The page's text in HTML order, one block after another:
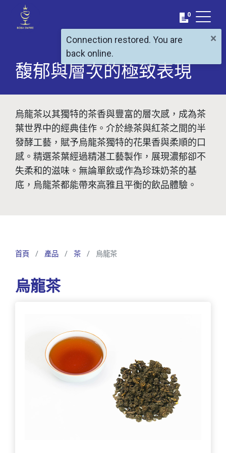
0
馥郁與層次的極致表現
烏龍茶以其獨特的茶香與豐富的層次感，成為茶
葉世界中的經典佳作。介於綠茶與紅茶之間的半
發酵工藝，賦予烏龍茶獨特的花果香與柔順的口
感。精選茶葉經過精湛工藝製作，展現濃郁卻不
失柔和的滋味。無論單飲或作為珍珠奶茶的基
底，烏龍茶都能帶來高雅且平衡的飲品體驗。
首頁 產品 茶 烏龍茶
烏龍茶
×
Connection restored. You are
back online.